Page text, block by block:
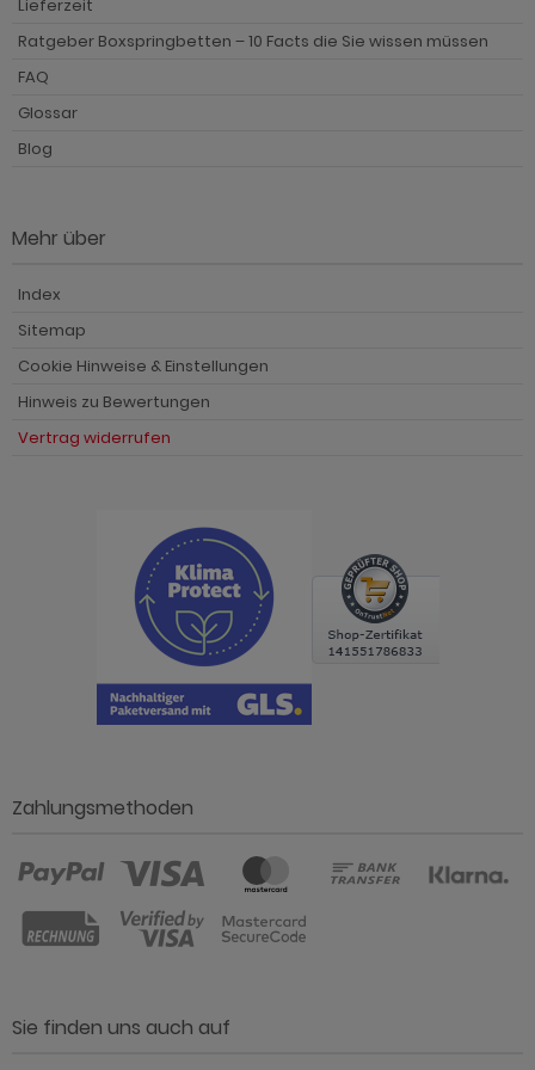
Lieferzeit
Ratgeber Boxspringbetten – 10 Facts die Sie wissen müssen
FAQ
Glossar
Blog
Mehr über
Index
Sitemap
Cookie Hinweise & Einstellungen
Hinweis zu Bewertungen
Vertrag widerrufen
Zahlungsmethoden
Sie finden uns auch auf